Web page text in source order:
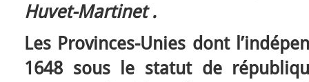
Huvet-Martinet .
Les Provinces-Unies dont
1648 sous le statut de